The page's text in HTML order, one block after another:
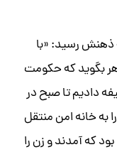
ذهنش رسید: «با
بگوید که حکومت
دادیم تا صبح در
به خانه امن منتقل
که آمدند و زن را